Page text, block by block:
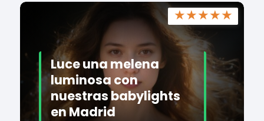
★★★★★
Luce una melena
luminosa con
nuestras babylights
en Madrid